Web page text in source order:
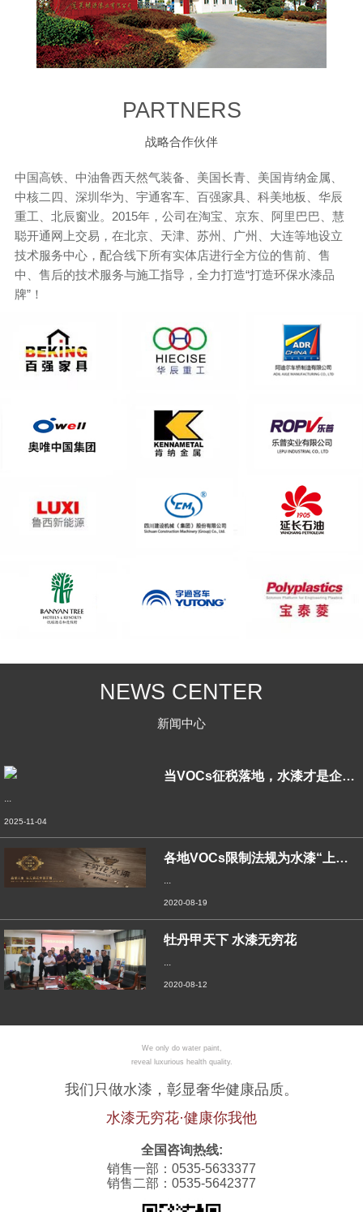
PARTNERS
战略合作伙伴
中国高铁、中油鲁西天然气装备、美国长青、美国肯纳金属、
中核二四、深圳华为、宇通客车、百强家具、科美地板、华辰
重工、北辰窗业。2015年，公司在淘宝、京东、阿里巴巴、慧
聪开通网上交易，在北京、天津、苏州、广州、大连等地设立
技术服务中心，配合线下所有实体店进行全方位的售前、售
中、售后的技术服务与施工指导，全力打造“打造环保水漆品
牌”！
NEWS CENTER
新闻中心
当VOCs征税落地，水漆才是企业绿色转型
2025-11-04
各地VOCs限制法规为水漆“上位”铺路，
2020-08-19
牡丹甲天下 水漆无穷花
2020-08-12
We only do water paint,
reveal luxurious health quality.
我们只做水漆，彰显奢华健康品质。
水漆无穷花·健康你我他
全国咨询热线:
销售一部：0535-5633377
销售二部：0535-5642377